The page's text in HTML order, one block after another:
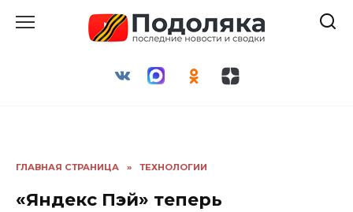
ГЛАВНАЯ СТРАНИЦА » ТЕХНОЛОГИИ
«Яндекс Пэй» теперь